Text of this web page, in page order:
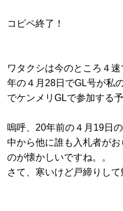
コピペ終了！
ワタクシは今のところ４
年の４月28日でGL号が私
でケンメリGLで参加する予
嗚呼、20年前の４月19日
中から他に誰も入札者が
のが懐かしいですね。。
さて、寒いけど戸締りして